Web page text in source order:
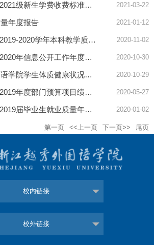
浙江越秀外国语学院2021级新生学费收费标准公示 2021-03-22
年度报告 2021-01-12
浙江越秀外国语学院2019-2020学年本科教学质量报告 2020-11-02
浙江越秀外国语学院2020年信息公开工作年度报告 2020-10-30
2020年浙江越秀外国语学院学生体质健康状况抽测学生名单公示 2020-10-29
浙江越秀外国语学院2019年度部门预算项目绩效自评结果公开 2020-05-27
浙江越秀外国语学院2019届毕业生就业质量年度报告 2020-01-02
第一页 <<上一页 下一页>> 尾页
校内链接
校外链接